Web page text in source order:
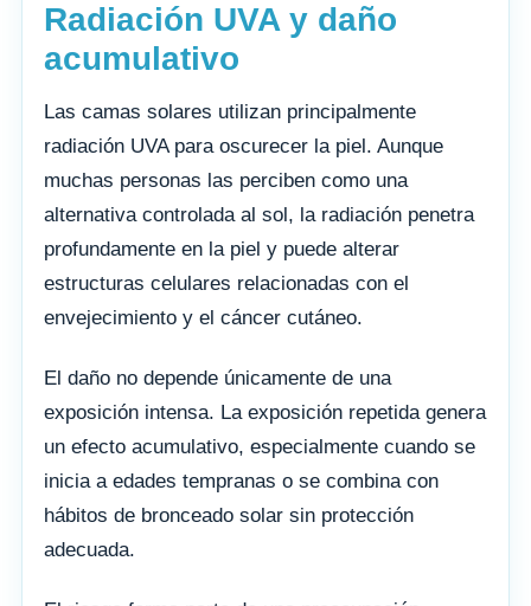
Radiación UVA y daño
acumulativo
Las camas solares utilizan principalmente
radiación UVA para oscurecer la piel. Aunque
muchas personas las perciben como una
alternativa controlada al sol, la radiación penetra
profundamente en la piel y puede alterar
estructuras celulares relacionadas con el
envejecimiento y el cáncer cutáneo.
El daño no depende únicamente de una
exposición intensa. La exposición repetida genera
un efecto acumulativo, especialmente cuando se
inicia a edades tempranas o se combina con
hábitos de bronceado solar sin protección
adecuada.